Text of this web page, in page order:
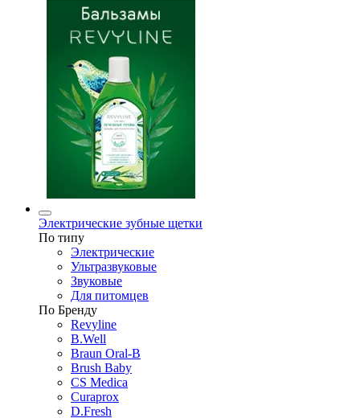
Электрические зубные щетки
По типу
Электрические
Ультразвуковые
Звуковые
Для питомцев
По Бренду
Revyline
B.Well
Braun Oral-B
Brush Baby
CS Medica
Curaprox
D.Fresh